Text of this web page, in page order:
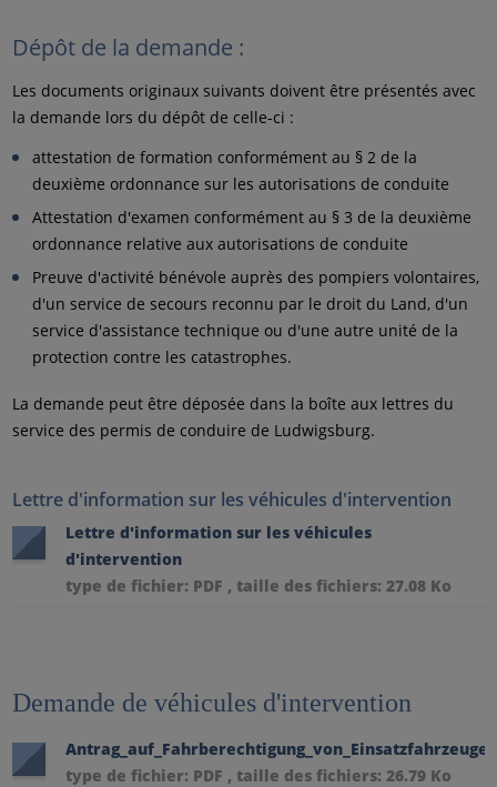
Dépôt de la demande :
Les documents originaux suivants doivent être présentés avec
la demande lors du dépôt de celle-ci :
attestation de formation conformément au § 2 de la
deuxième ordonnance sur les autorisations de conduite
Attestation d'examen conformément au § 3 de la deuxième
ordonnance relative aux autorisations de conduite
Preuve d'activité bénévole auprès des pompiers volontaires,
d'un service de secours reconnu par le droit du Land, d'un
service d'assistance technique ou d'une autre unité de la
protection contre les catastrophes.
La demande peut être déposée dans la boîte aux lettres du
service des permis de conduire de Ludwigsburg.
Lettre d'information sur les véhicules d'intervention
Lettre d'information sur les véhicules
d'intervention
type de fichier: PDF , taille des fichiers: 27.08 Ko
Demande de véhicules d'intervention
type de fichier: PDF , taille des fichiers: 26.79 Ko